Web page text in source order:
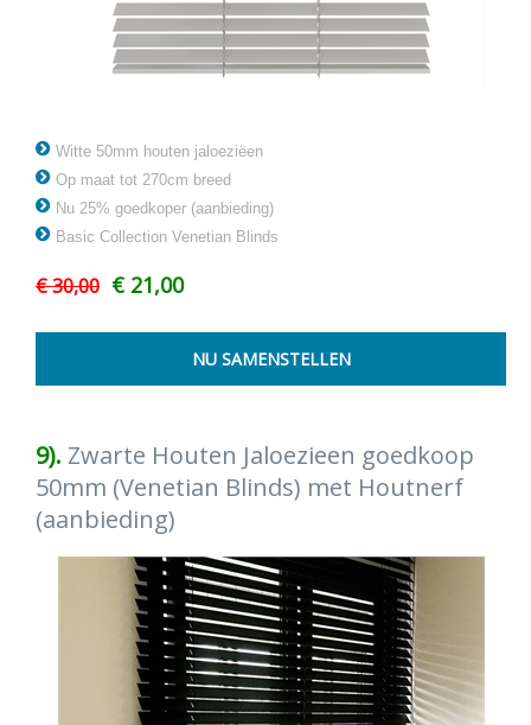
Witte 50mm houten jaloeziëen
Op maat tot 270cm breed
Nu 25% goedkoper (aanbieding)
Basic Collection Venetian Blinds
€ 30,00 € 21,00
9). Zwarte Houten Jaloezieen goedkoop
50mm (Venetian Blinds) met Houtnerf
(aanbieding)